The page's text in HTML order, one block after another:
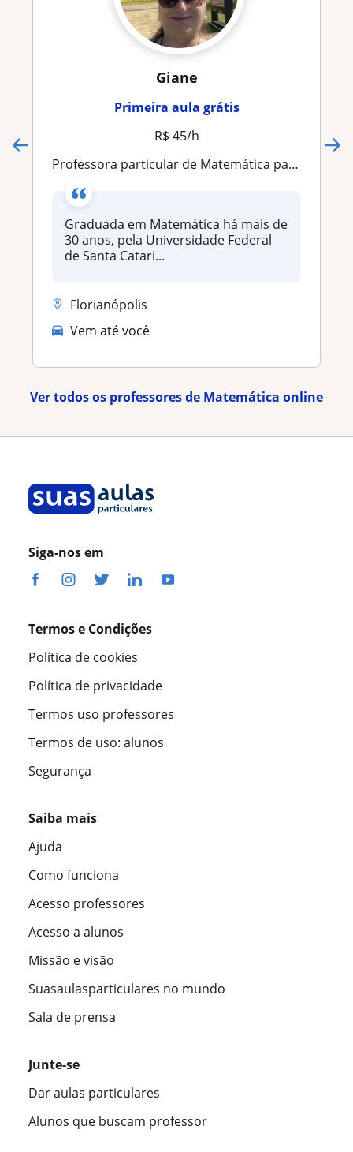
Giane
Primeira aula grátis
R$ 45/h
Professora particular de Matemática para alunos do ensino fundamental, ensino médio, universitário e concursos públicos
Graduada em Matemática há mais de
30 anos, pela Universidade Federal
de Santa Catari...
Florianópolis
Vem até você
Ver todos os professores de Matemática online
Siga-nos em
Termos e Condições
Política de cookies
Política de privacidade
Termos uso professores
Termos de uso: alunos
Segurança
Saiba mais
Ajuda
Como funciona
Acesso professores
Acesso a alunos
Missão e visão
Suasaulasparticulares no mundo
Sala de prensa
Junte-se
Dar aulas particulares
Alunos que buscam professor